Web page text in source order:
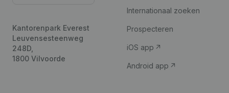
Kantorenpark Everest
Leuvensesteenweg
248D,
1800 Vilvoorde
Internationaal zoeken
Prospecteren
iOS app
Android app